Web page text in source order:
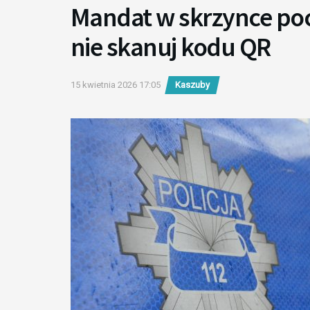
Mandat w skrzynce
nie skanuj kodu QR
15 kwietnia 2026 17:05 Kaszuby